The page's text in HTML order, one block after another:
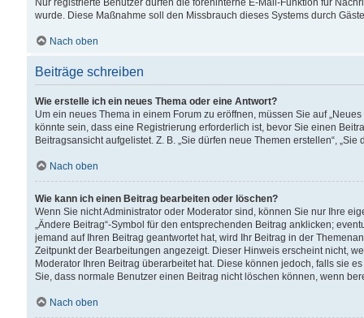
Nur registrierte Benutzer dürfen die foreninterne E-Mail-Funktion für
wurde. Diese Maßnahme soll den Missbrauch dieses Systems durch
Nach oben
Beiträge schreiben
Wie erstelle ich ein neues Thema oder eine Antwort?
Um ein neues Thema in einem Forum zu eröffnen, müssen Sie auf
könnte sein, dass eine Registrierung erforderlich ist, bevor Sie einen
Beitragsansicht aufgelistet. Z. B. „Sie dürfen neue Themen erstellen“,
Nach oben
Wie kann ich einen Beitrag bearbeiten oder löschen?
Wenn Sie nicht Administrator oder Moderator sind, können Sie nur Ihre
„Ändere Beitrag“-Symbol für den entsprechenden Beitrag anklicken;
jemand auf Ihren Beitrag geantwortet hat, wird Ihr Beitrag in der
Zeitpunkt der Bearbeitungen angezeigt. Dieser Hinweis erscheint nicht,
Moderator Ihren Beitrag überarbeitet hat. Diese können jedoch, falls sie
Sie, dass normale Benutzer einen Beitrag nicht löschen können, wenn
Nach oben